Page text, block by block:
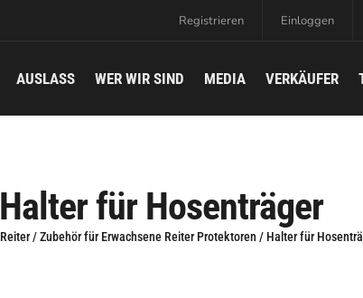
Registrieren Einloggen
AUSLASS WER WIR SIND MEDIA VERKÄUFER
Halter für Hosenträger
Reiter/Zubehör für Erwachsene Reiter Protektoren / Halter für